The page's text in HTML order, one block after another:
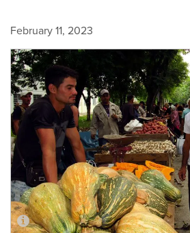
February 11, 2023